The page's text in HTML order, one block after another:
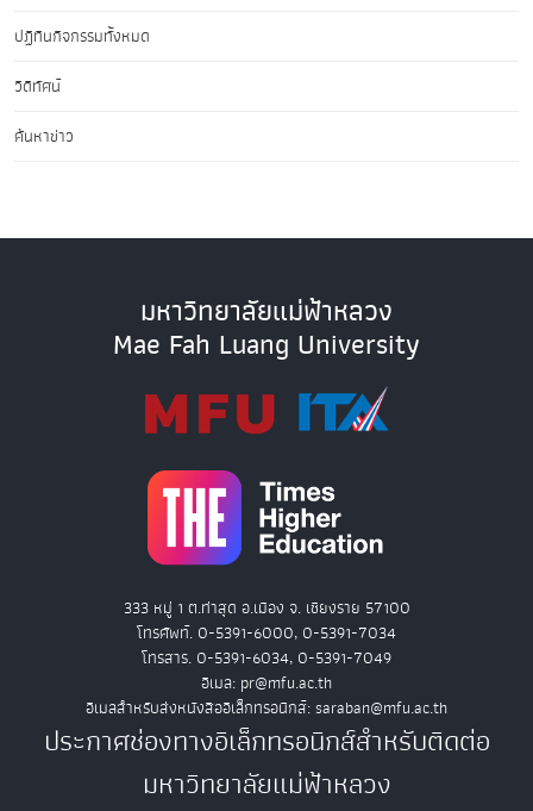
ปฏิทินกิจกรรมทั้งหมด
วิดีทัศน์
ค้นหาข่าว
มหาวิทยาลัยแม่ฟ้าหลวง
Mae Fah Luang University
333 หมู่ 1 ต.ท่าสุด อ.เมือง จ. เชียงราย 57100
โทรศัพท์. 0-5391-6000, 0-5391-7034
โทรสาร. 0-5391-6034, 0-5391-7049
อีเมล: pr@mfu.ac.th
อีเมลสำหรับส่งหนังสืออิเล็กทรอนิกส์: saraban@mfu.ac.th
ประกาศช่องทางอิเล็กทรอนิกส์สำหรับติดต่อ
มหาวิทยาลัยแม่ฟ้าหลวง